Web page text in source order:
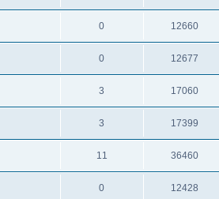
0 12660
0 12677
3 17060
3 17399
11 36460
0 12428